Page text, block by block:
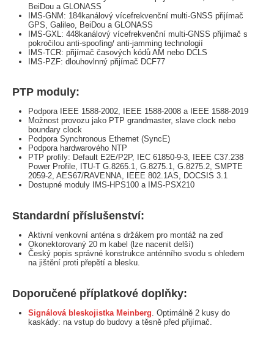
BeiDou a GLONASS
IMS-GNM: 184kanálový vícefrekvenční multi-GNSS přijímač
GPS, Galileo, BeiDou a GLONASS
IMS-GXL: 448kanálový vícefrekvenční multi-GNSS přijímač s
pokročilou anti-spoofing/ anti-jamming technologií
IMS-TCR: přijímač časových kódů AM nebo DCLS
IMS-PZF: dlouhovlnný přijímač DCF77
PTP moduly:
Podpora IEEE 1588-2002, IEEE 1588-2008 a IEEE 1588-2019
Možnost provozu jako PTP grandmaster, slave clock nebo
boundary clock
Podpora Synchronous Ethernet (SyncE)
Podpora hardwarového NTP
PTP profily: Default E2E/P2P, IEC 61850-9-3, IEEE C37.238
Power Profile, ITU-T G.8265.1, G.8275.1, G.8275.2, SMPTE
2059-2, AES67/RAVENNA, IEEE 802.1AS, DOCSIS 3.1
Dostupné moduly IMS-HPS100 a IMS-PSX210
Standardní příslušenství:
Aktivní venkovní anténa s držákem pro montáž na zeď
Okonektorovaný 20 m kabel (lze nacenit delší)
Český popis správné konstrukce anténního svodu s ohledem
na jištění proti přepětí a blesku.
Doporučené příplatkové doplňky:
Signálová bleskojistka Meinberg. Optimálně 2 kusy do
kaskády: na vstup do budovy a těsně před přijímač.